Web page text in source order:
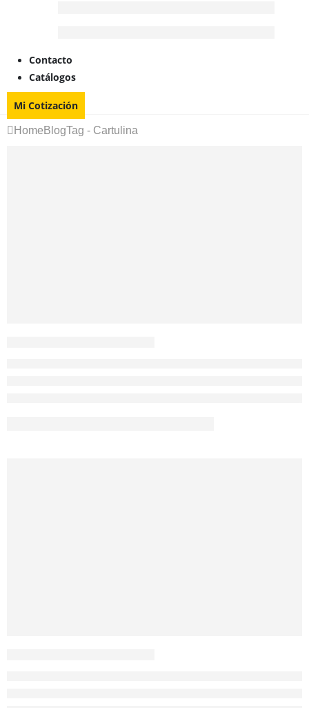
Contacto
Catálogos
Mi Cotización
Home BlogTag - Cartulina